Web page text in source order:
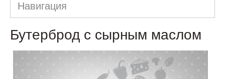
Навигация
Бутерброд с сырным маслом